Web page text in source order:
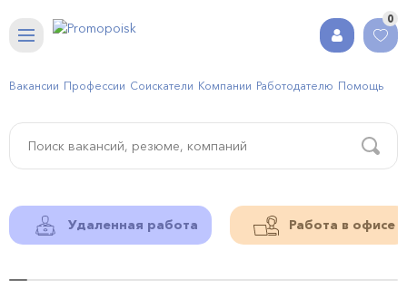
0
Вакансии Профессии Соискатели Компании Работодателю Помощь
Удаленная работа Работа в офисе